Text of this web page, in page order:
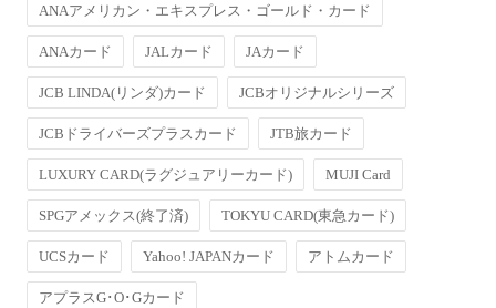
ANAアメリカン・エキスプレス・ゴールド・カード
ANAカード JALカード JAカード
JCB LINDA(リンダ)カード JCBオリジナルシリーズ
JCBドライバーズプラスカード JTB旅カード
LUXURY CARD(ラグジュアリーカード) MUJI Card
SPGアメックス(終了済) TOKYU CARD(東急カード)
UCSカード Yahoo! JAPANカード アトムカード
アプラスG･O･Gカード